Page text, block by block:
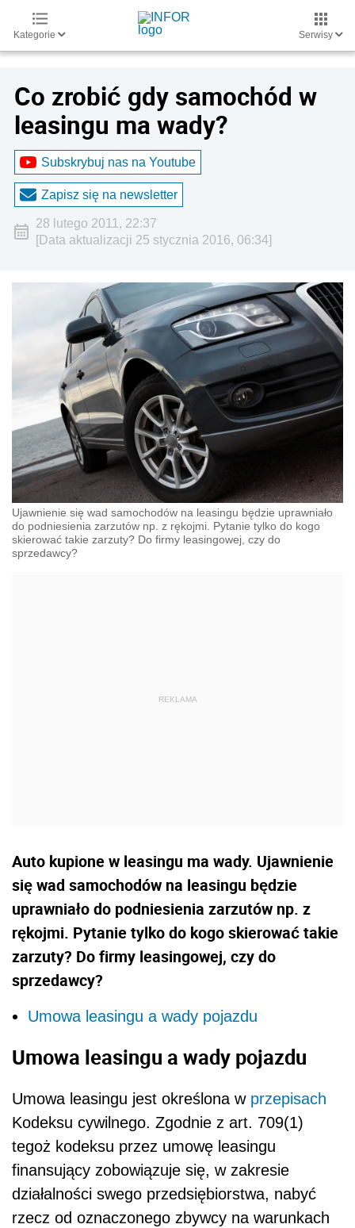
Kategorie Serwisy
Co zrobić gdy samochód w
leasingu ma wady?
Subskrybuj nas na Youtube
Zapisz się na newsletter
28 lutego 2011, 22:37
[Data aktualizacji 25 stycznia 2016, 06:34]
Ujawnienie się wad samochodów na leasingu będzie uprawniało
do podniesienia zarzutów np. z rękojmi. Pytanie tylko do kogo
skierować takie zarzuty? Do firmy leasingowej, czy do
sprzedawcy?
Auto kupione w leasingu ma wady. Ujawnienie
się wad samochodów na leasingu będzie
uprawniało do podniesienia zarzutów np. z
rękojmi. Pytanie tylko do kogo skierować takie
zarzuty? Do firmy leasingowej, czy do
sprzedawcy?
Umowa leasingu a wady pojazdu
Umowa leasingu a wady pojazdu
Umowa leasingu jest określona w przepisach
Kodeksu cywilnego. Zgodnie z art. 709(1)
tegoż kodeksu przez umowę leasingu
finansujący zobowiązuje się, w zakresie
działalności swego przedsiębiorstwa, nabyć
rzecz od oznaczonego zbywcy na warunkach